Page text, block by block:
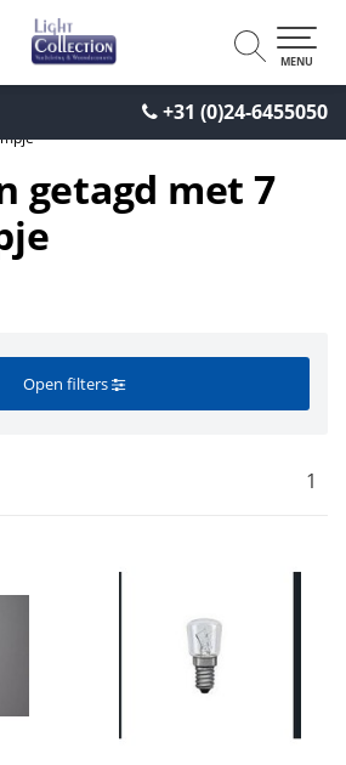
+31 (0)24-6455050
MENU
getagd met 7
Open filters
1